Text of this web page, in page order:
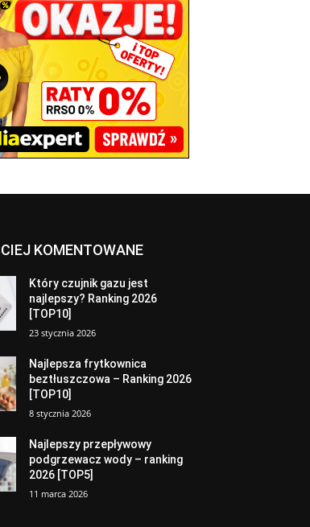
KOMENTOWANE
Który czujnik gazu jest
najlepszy? Ranking 2026
[TOP10]
23 stycznia 2026
Najlepsza frytkownica
beztłuszczowa – Ranking 2026
[TOP10]
8 stycznia 2026
Najlepszy przepływowy
podgrzewacz wody – ranking
2026 [TOP5]
11 marca 2026